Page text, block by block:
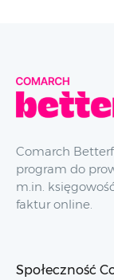
Comarch
program do
m.in.
faktur online.
Społeczność